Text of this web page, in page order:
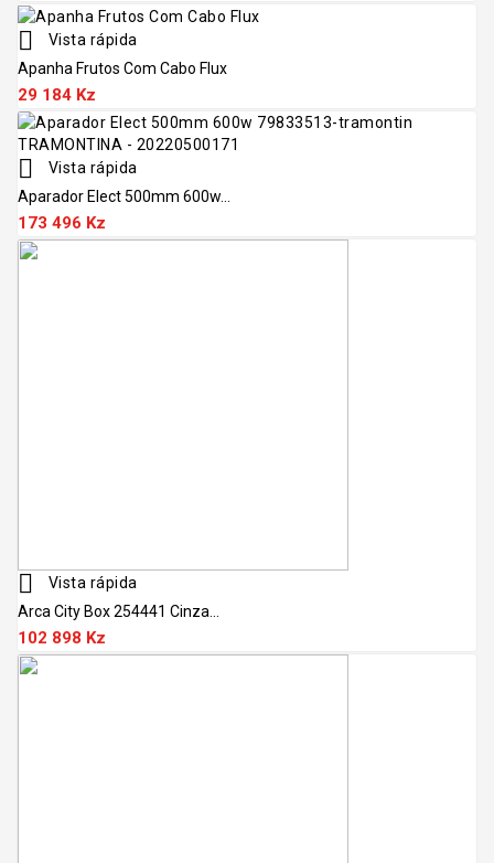

Vista rápida
Apanha Frutos Com Cabo Flux
29 184 Kz

Vista rápida
Aparador Elect 500mm 600w...
173 496 Kz

Vista rápida
Arca City Box 254441 Cinza...
102 898 Kz